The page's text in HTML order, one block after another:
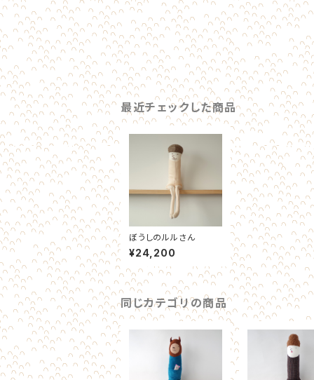
最近チェックした商品
ぼうしのルルさん
¥24,200
同じカテゴリの商品